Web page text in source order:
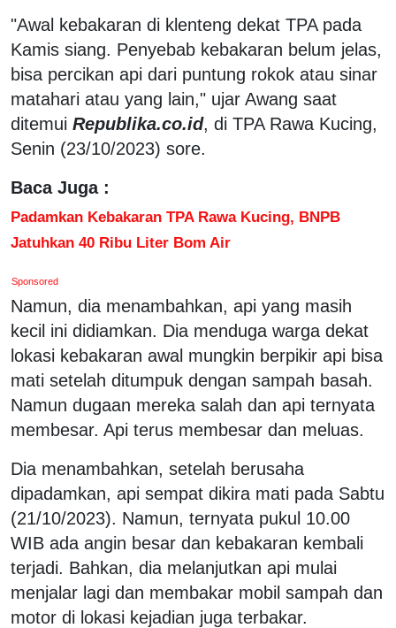
"Awal kebakaran di klenteng dekat TPA pada
Kamis siang. Penyebab kebakaran belum jelas,
bisa percikan api dari puntung rokok atau sinar
matahari atau yang lain," ujar Awang saat
ditemui Republika.co.id, di TPA Rawa Kucing,
Senin (23/10/2023) sore.
Baca Juga :
Padamkan Kebakaran TPA Rawa Kucing, BNPB
Jatuhkan 40 Ribu Liter Bom Air
Sponsored
Namun, dia menambahkan, api yang masih
kecil ini didiamkan. Dia menduga warga dekat
lokasi kebakaran awal mungkin berpikir api bisa
mati setelah ditumpuk dengan sampah basah.
Namun dugaan mereka salah dan api ternyata
membesar. Api terus membesar dan meluas.
Dia menambahkan, setelah berusaha
dipadamkan, api sempat dikira mati pada Sabtu
(21/10/2023). Namun, ternyata pukul 10.00
WIB ada angin besar dan kebakaran kembali
terjadi. Bahkan, dia melanjutkan api mulai
menjalar lagi dan membakar mobil sampah dan
motor di lokasi kejadian juga terbakar.